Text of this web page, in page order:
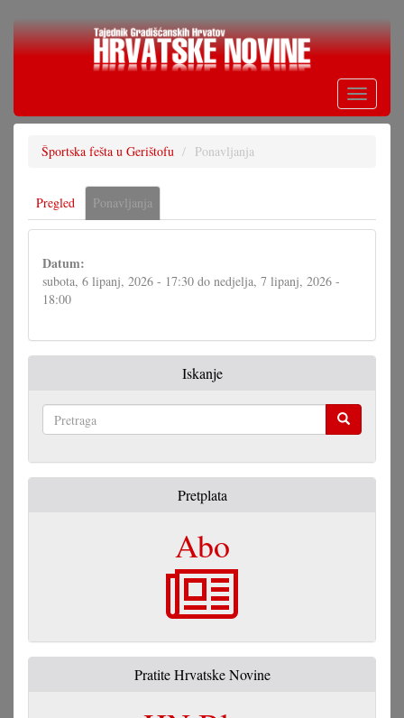
Skoči
Toggle
Športska fešta u Gerištofu Ponavljanja
Primarne
oznake
Pregled Ponavljanja
oznaka)
Datum:
subota, 6 lipanj, 2026 - 17:30 do nedjelja, 7 lipanj, 2026 -
18:00
Iskanje
Pretplata
Abo
Pratite Hrvatske Novine